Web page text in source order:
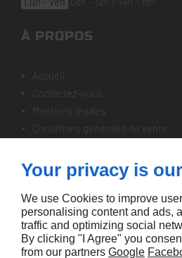
À PROPOS
NOTRE SÉLECTION
nos véhicules
Your privacy is
We use Cookies to improve
personalising content and ads,
traffic and optimizing social
By clicking "I Agree" you
from our partners Google